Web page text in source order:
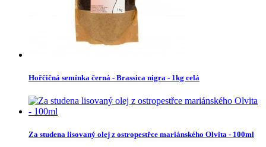
Hořčičná semínka černá - Brassica nigra - 1kg celá
Za studena lisovaný olej z ostropestřce mariánského Olvita - 100ml